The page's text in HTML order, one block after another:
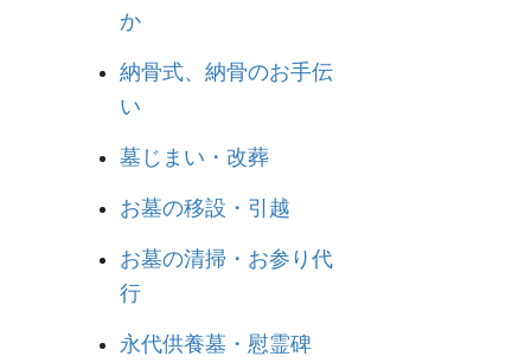
か
納骨式、納骨のお手伝
い
墓じまい・改葬
お墓の移設・引越
お墓の清掃・お参り代
行
永代供養墓・慰霊碑